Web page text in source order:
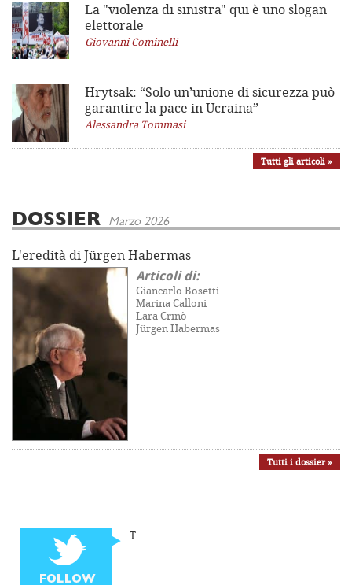
La "violenza di sinistra" qui è uno slogan
elettorale
Giovanni Cominelli
Hrytsak: “Solo un’unione di sicurezza può
garantire la pace in Ucraina”
Alessandra Tommasi
Tutti gli articoli »
DOSSIER Marzo 2026
L'eredità di Jürgen Habermas
Articoli di:
Giancarlo Bosetti
Marina Calloni
Lara Crinò
Jürgen Habermas
Tutti i dossier »
T